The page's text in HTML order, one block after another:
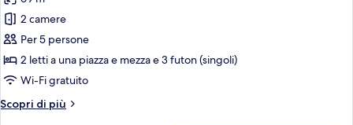
lato
giardino
per
Suite
Tradizionale,
2
camere
letto,
2 camere
Per 5 persone
2 letti a una piazza e mezza e 3 futon (singoli)
Wi-Fi gratuito
Scopri di più
Altri